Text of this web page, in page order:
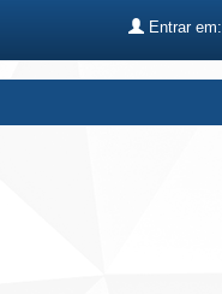
Entrar em: